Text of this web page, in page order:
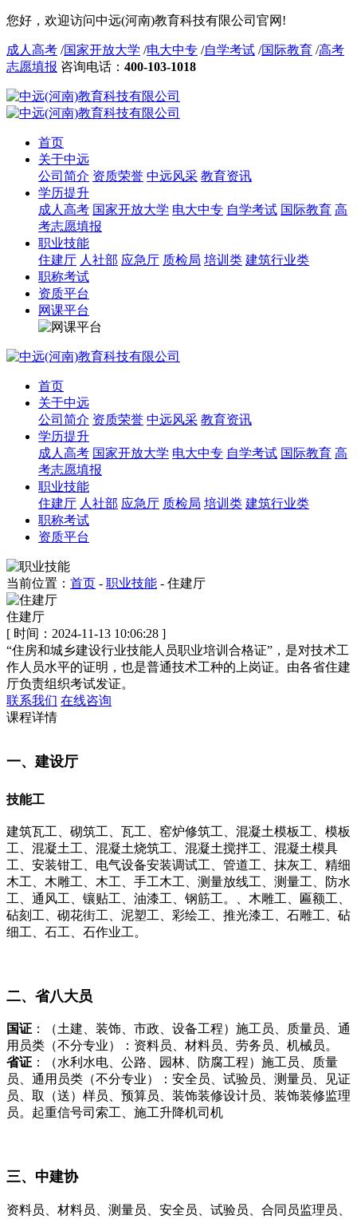
您好，欢迎访问中远(河南)教育科技有限公司官网!
成人高考 /国家开放大学 /电大中专 /自学考试 /国际教育 /高考
志愿填报 咨询电话： 400-103-1018
首页
关于中远
公司简介 资质荣誉 中远风采 教育资讯
学历提升
成人高考 国家开放大学 电大中专 自学考试 国际教育 高
考志愿填报
职业技能
住建厅 人社部 应急厅 质检局 培训类 建筑行业类
职称考试
资质平台
网课平台
首页
关于中远
公司简介 资质荣誉 中远风采 教育资讯
学历提升
成人高考 国家开放大学 电大中专 自学考试 国际教育 高
考志愿填报
职业技能
住建厅 人社部 应急厅 质检局 培训类 建筑行业类
职称考试
资质平台
当前位置： 首页 - 职业技能 - 住建厅
住建厅
[ 时间：2024-11-13 10:06:28 ]
“住房和城乡建设行业技能人员职业培训合格证”，是对技术工
作人员水平的证明，也是普通技术工种的上岗证。由各省住建
厅负责组织考试发证。
联系我们 在线咨询
课程详情
一、建设厅
技能工
建筑瓦工、砌筑工、瓦工、窑炉修筑工、混凝土模板工、模板
工、混凝土工、混凝土烧筑工、混凝土搅拌工、混凝土模具
工、安装钳工、电气设备安装调试工、管道工、抹灰工、精细
木工、木雕工、木工、手工木工、测量放线工、测量工、防水
工、通风工、镶贴工、油漆工、钢筋工。、木雕工、匾额工、
砧刻工、砌花街工、泥塑工、彩绘工、推光漆工、石雕工、砧
细工、石工、石作业工。
二、省八大员
国证 ：（土建、装饰、市政、设备工程）施工员、质量员、通
用员类（不分专业）：资料员、材料员、劳务员、机械员。
省证 ：（水利水电、公路、园林、防腐工程）施工员、质量
员、通用员类（不分专业）：安全员、试验员、测量员、见证
员、取（送）样员、预算员、装饰装修设计员、装饰装修监理
员。起重信号司索工、施工升降机司机
三、 中建协
资料员、材料员、测量员、安全员、试验员、合同员监理员、